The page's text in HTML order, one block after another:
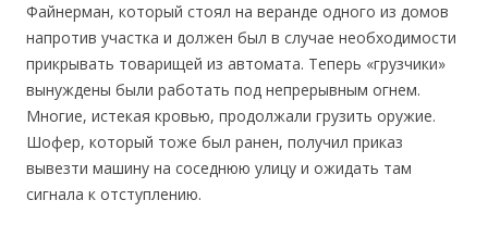
Файнерман, который стоял на веранде одного из домов
напротив участка и должен был в случае необходимости
прикрывать товарищей из автомата. Теперь «грузчики»
вынуждены были работать под непрерывным огнем.
Многие, истекая кровью, продолжали грузить оружие.
Шофер, который тоже был ранен, получил приказ
вывезти машину на соседнюю улицу и ожидать там
сигнала к отступлению.